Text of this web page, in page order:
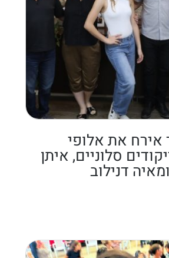
את אלופי
סלוניים, איתן
דנילוב